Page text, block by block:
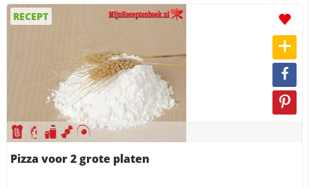
RECEPT
Pizza voor 2 grote platen